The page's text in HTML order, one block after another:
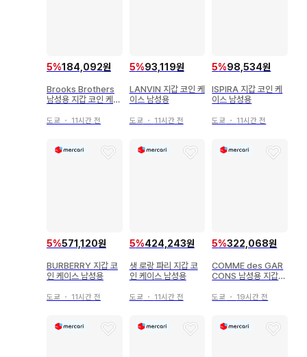
5%184,092원
Brooks Brothers
남성용 지갑 코인 케이
도쿄 ・ 11시간 전
5%93,119원
LANVIN 지갑 코인 케
이스 남성용
도쿄 ・ 11시간 전
5%98,534원
ISPIRA 지갑 코인 케
이스 남성용
도쿄 ・ 11시간 전
5%571,120원
BURBERRY 지갑 코
인 케이스 남성용
도쿄 ・ 11시간 전
5%424,243원
생 로랑 파리 지갑 코
인 케이스 남성용
도쿄 ・ 11시간 전
5%322,068원
COMME des GAR
CONS 남성용 지갑
도쿄 ・ 19시간 전